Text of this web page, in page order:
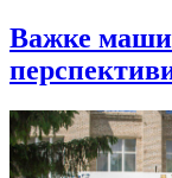
Важке